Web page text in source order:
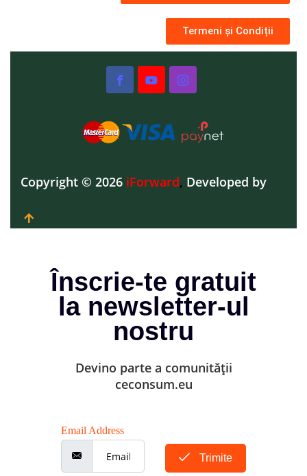
Termeni și Condiții
Copyright © 2026 iForward, Developed by
Înscrie-te gratuit
la newsletter-ul
nostru
Devino parte a comunității
ceconsum.eu
Email Address
Trimite